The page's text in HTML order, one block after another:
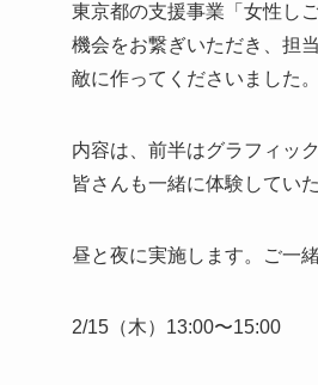
東京都の支援事業「女性し
機会をお繋ぎいただき、担
敵に作ってくださいました。
内容は、前半はグラフィッ
皆さんも一緒に体験してい
昼と夜に実施します。ご一
2/15（木）13:00〜15:00